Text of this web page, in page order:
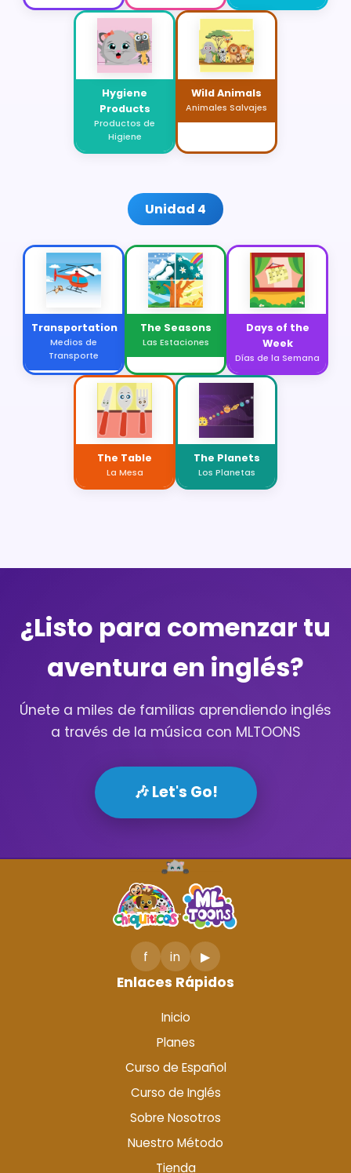
Hygiene
Products
Productos de
Higiene
Wild Animals
Animales Salvajes
Unidad 4
Transportation
Medios de
Transporte
The Seasons
Las Estaciones
Days of the
Week
Días de la Semana
The Table
La Mesa
The Planets
Los Planetas
¿Listo para comenzar tu
aventura en inglés?
Únete a miles de familias aprendiendo inglés
a través de la música con MLTOONS
🎶 Let's Go!
f in ▶
Enlaces Rápidos
Inicio
Planes
Curso de Español
Curso de Inglés
Sobre Nosotros
Nuestro Método
Tienda